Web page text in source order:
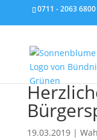
0711 - 2063 6800
19.03.2019|